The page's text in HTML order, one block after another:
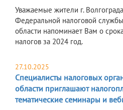
Уважаемые жители г.
Федеральной налоговой
области напоминает Вам о
налогов за 2024 год.
27.10.2025
Специалисты налоговых
области приглашают
тематические семинары и